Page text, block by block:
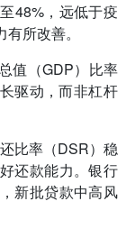
48%，远低于疫
所改善。
值（GDP）比率
驱动，而非杠杆
比率（DSR）稳
还款能力。银行
新批贷款中高风